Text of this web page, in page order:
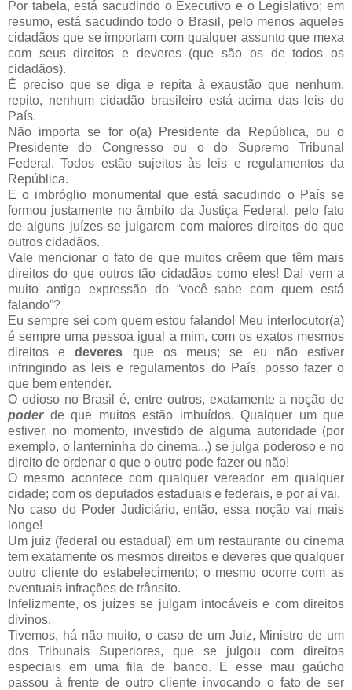
Por tabela, está sacudindo o Executivo e o Legislativo; em
resumo, está sacudindo todo o Brasil, pelo menos aqueles
cidadãos que se importam com qualquer assunto que mexa
com seus direitos e deveres (que são os de todos os
cidadãos).
É preciso que se diga e repita à exaustão que nenhum,
repito, nenhum cidadão brasileiro está acima das leis do
País.
Não importa se for o(a) Presidente da República, ou o
Presidente do Congresso ou o do Supremo Tribunal
Federal. Todos estão sujeitos às leis e regulamentos da
República.
E o imbróglio monumental que está sacudindo o País se
formou justamente no âmbito da Justiça Federal, pelo fato
de alguns juízes se julgarem com maiores direitos do que
outros cidadãos.
Vale mencionar o fato de que muitos crêem que têm mais
direitos do que outros tão cidadãos como eles! Daí vem a
muito antiga expressão do “você sabe com quem está
falando”?
Eu sempre sei com quem estou falando! Meu interlocutor(a)
é sempre uma pessoa igual a mim, com os exatos mesmos
direitos edeveres que os meus; se eu não estiver
infringindo as leis e regulamentos do País, posso fazer o
que bem entender.
O odioso no Brasil é, entre outros, exatamente a noção de
poder de que muitos estão imbuídos. Qualquer um que
estiver, no momento, investido de alguma autoridade (por
exemplo, o lanterninha do cinema...) se julga poderoso e no
direito de ordenar o que o outro pode fazer ou não!
O mesmo acontece com qualquer vereador em qualquer
cidade; com os deputados estaduais e federais, e por aí vai.
No caso do Poder Judiciário, então, essa noção vai mais
longe!
Um juiz (federal ou estadual) em um restaurante ou cinema
tem exatamente os mesmos direitos e deveres que qualquer
outro cliente do estabelecimento; o mesmo ocorre com as
eventuais infrações de trânsito.
Infelizmente, os juízes se julgam intocáveis e com direitos
divinos.
Tivemos, há não muito, o caso de um Juiz, Ministro de um
dos Tribunais Superiores, que se julgou com direitos
especiais em uma fila de banco. E esse mau gaúcho
passou à frente de outro cliente invocando o fato de ser